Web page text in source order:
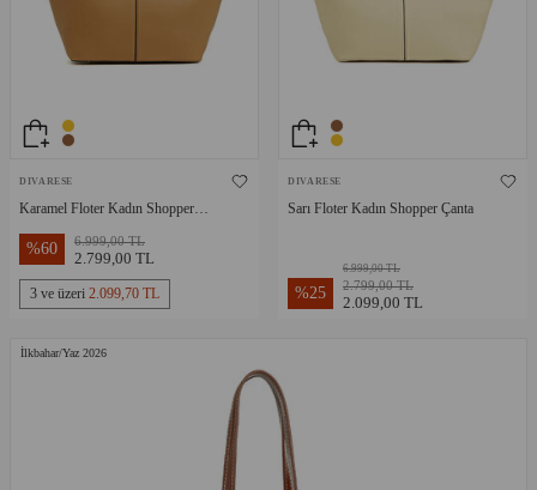
DIVARESE
Karamel Floter Kadın Shopper
%60 6.999,00 TL
2.799,00 TL
3 ve üzeri 2.099,70 TL
DIVARESE
Sarı Floter Kadın Shopper Çanta
%25
6.999,00 TL
2.799,00 TL
2.099,00 TL
İlkbahar/Yaz 2026